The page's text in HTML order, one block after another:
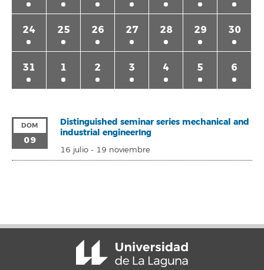
24 25 26 27 28 29 30
31 1 2 3 4 5 6
DOM
09
Distinguished seminar series mechanical and
industrial engineerIng
16 julio- 19 noviembre